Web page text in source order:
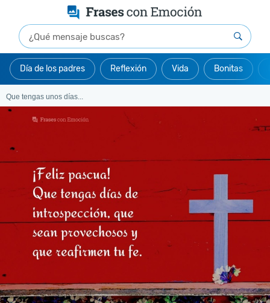
Día de los padres Reflexión Vida Bonitas
Que tengas unos días...